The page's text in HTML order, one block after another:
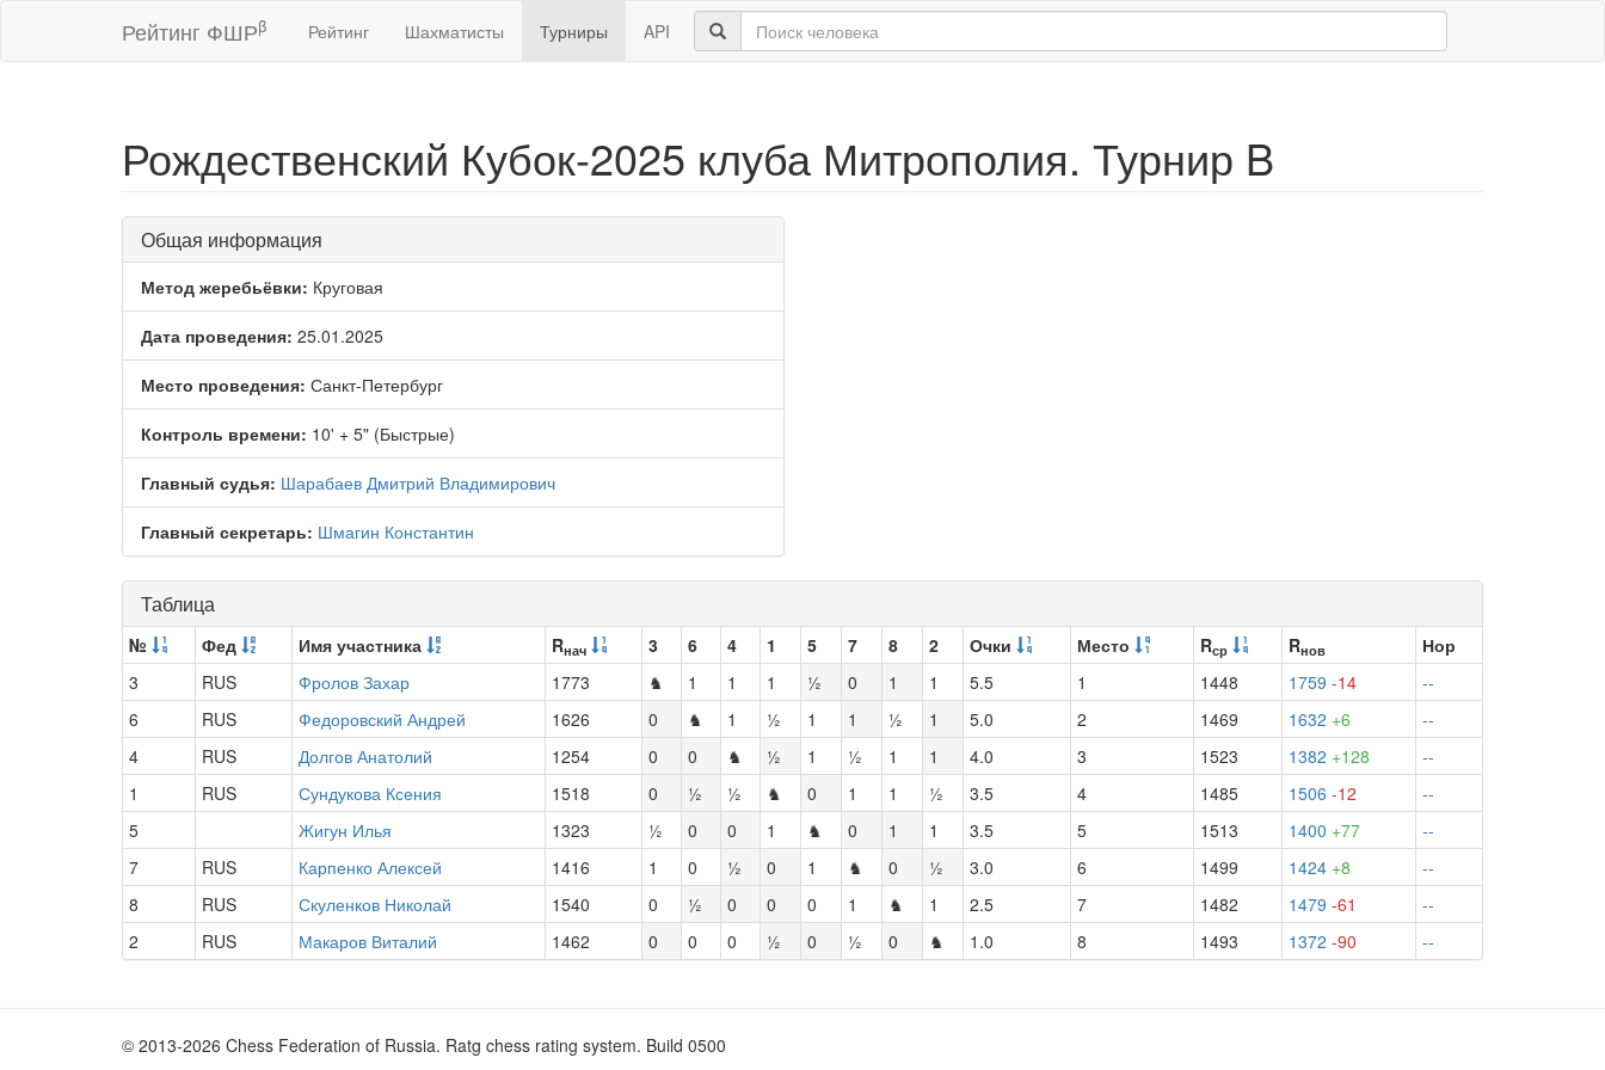
Рейтинг ФШРβ Рейтинг Шахматисты Турниры API
Рождественский Кубок-2025 клуба Митрополия. Турнир B
Общая информация
Метод жеребьёвки: Круговая
Дата проведения: 25.01.2025
Место проведения: Санкт-Петербург
Контроль времени: 10' + 5" (Быстрые)
Главный судья: Шарабаев Дмитрий Владимирович
Главный секретарь: Шмагин Константин
Таблица
№ Фед Имя участника Rнач 3 6 4 1 5 7 8 2 Очки Место Rср Rнов
Нор
3
RUS Фролов Захар 1773 ♞ 1 1 1 ½ 0 1 1 5.5 1 1448 1759 -14
--
6
RUS Федоровский Андрей 1626 0 ♞ 1 ½ 1 1 ½ 1 5.0 2 1469 1632 +6
--
4
RUS Долгов Анатолий 1254 0 0 ♞ ½ 1 ½ 1 1 4.0 3 1523 1382 +128
--
1
RUS Сундукова Ксения 1518 0 ½ ½ ♞ 0 1 1 ½ 3.5 4 1485 1506 -12
--
5
Жигун Илья 1323 ½ 0 0 1 ♞ 0 1 1 3.5 5 1513 1400 +77
--
7
RUS Карпенко Алексей 1416 1 0 ½ 0 1 ♞ 0 ½ 3.0 6 1499 1424 +8
--
8
RUS Скуленков Николай 1540 0 ½ 0 0 0 1 ♞ 1 2.5 7 1482 1479 -61
--
2
RUS Макаров Виталий 1462 0 0 0 ½ 0 ½ 0 ♞ 1.0 8 1493 1372 -90 --
© 2013-2026 Chess Federation of Russia. Ratg chess rating system. Build 0500